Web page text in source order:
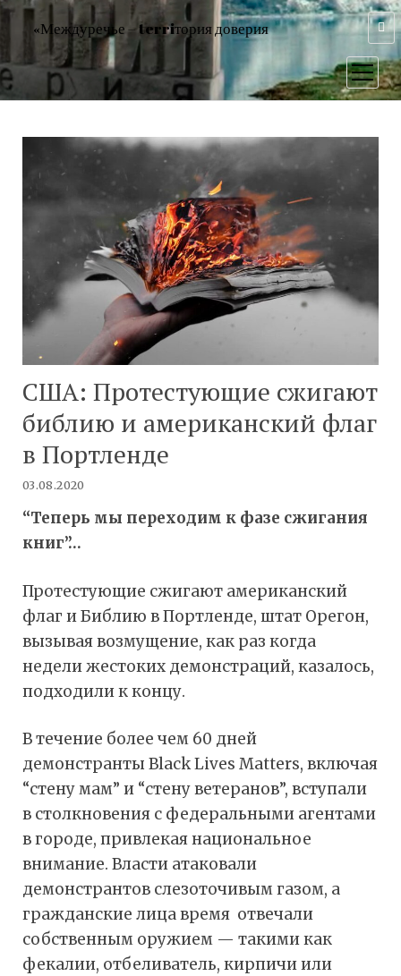
«Междуречье – terriтория доверия
меню
США: Протестующие сжигают
библию и американский флаг
в Портленде
03.08.2020
“Теперь мы переходим к фазе сжигания
книг”…
Протестующие сжигают американский
флаг и Библию в Портленде, штат Орегон,
вызывая возмущение, как раз когда
недели жестоких демонстраций, казалось,
подходили к концу.
В течение более чем 60 дней
демонстранты Black Lives Matters, включая
“стену мам” и “стену ветеранов”, вступали
в столкновения с федеральными агентами
в городе, привлекая национальное
внимание. Власти атаковали
демонстрантов слезоточивым газом, а
гражданские лица время отвечали
собственным оружием — такими как
фекалии, отбеливатель, кирпичи или